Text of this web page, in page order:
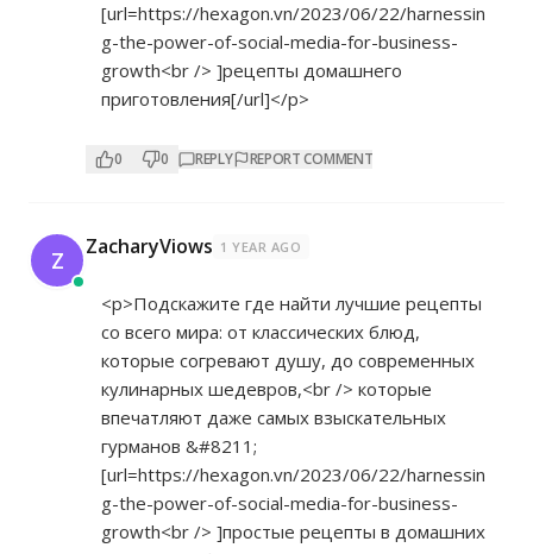
[url=https://hexagon.vn/2023/06/22/harnessin
g-the-power-of-social-media-for-business-
growth<br /> ]рецепты домашнего
приготовления[/url]</p>
0 0 REPLY REPORT COMMENT
Z ZacharyViows 1 YEAR AGO
<p>Подскажите где найти лучшие рецепты
со всего мира: от классических блюд,
которые согревают душу, до современных
кулинарных шедевров,<br /> которые
впечатляют даже самых взыскательных
гурманов &#8211;
[url=https://hexagon.vn/2023/06/22/harnessin
g-the-power-of-social-media-for-business-
growth<br /> ]простые рецепты в домашних